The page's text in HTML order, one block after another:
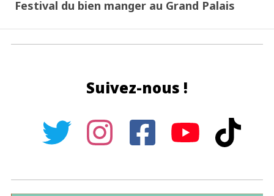
Festival du bien manger au Grand Palais
Suivez-nous !